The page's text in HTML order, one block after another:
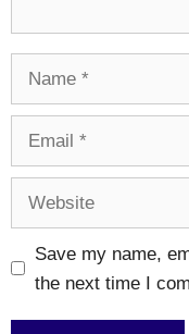
Save my name,
the next time I